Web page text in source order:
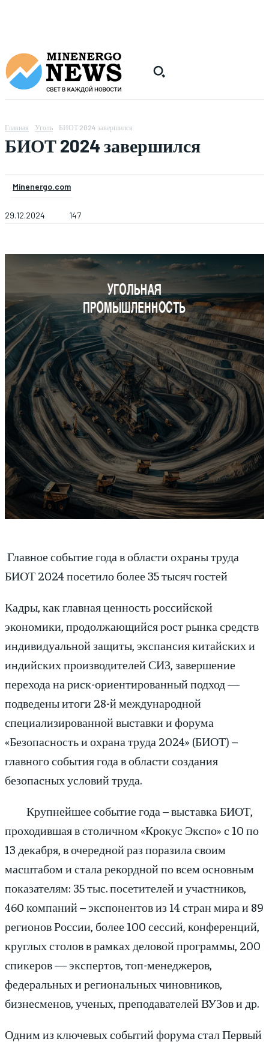
Главная Уголь БИОТ 2024 завершился
БИОТ 2024 завершился
Minenergo.com
29.12.2024 147
Главное событие года в области охраны труда
БИОТ 2024 посетило более 35 тысяч гостей
Кадры, как главная ценность российской
экономики, продолжающийся рост рынка средств
индивидуальной защиты, экспансия китайских и
индийских производителей СИЗ, завершение
перехода на риск-ориентированный подход —
подведены итоги 28-й международной
специализированной выставки и форума
«Безопасность и охрана труда 2024» (БИОТ) –
главного события года в области создания
безопасных условий труда.
Крупнейшее событие года – выставка БИОТ,
проходившая в столичном «Крокус Экспо» с 10 по
13 декабря, в очередной раз поразила своим
масштабом и стала рекордной по всем основным
показателям: 35 тыс. посетителей и участников,
460 компаний – экспонентов из 14 стран мира и 89
регионов России, более 100 сессий, конференций,
круглых столов в рамках деловой программы, 200
спикеров — экспертов, топ-менеджеров,
федеральных и региональных чиновников,
бизнесменов, ученых, преподавателей ВУЗов и др.
Одним из ключевых событий форума стал Первый